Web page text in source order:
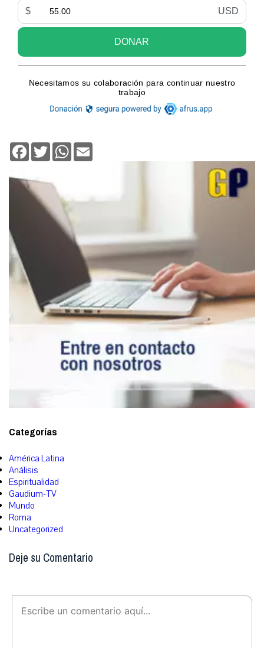
Facebook
TwitterWhatsApp
Categorías
América Latina
Análisis
Espiritualidad
Gaudium-TV
Mundo
Roma
Uncategorized
Deje su Comentario